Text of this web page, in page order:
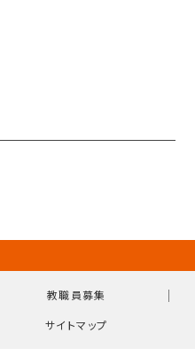
教職員募集 ｜
サイトマップ